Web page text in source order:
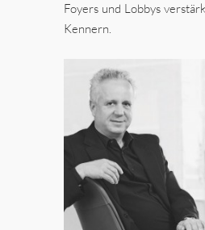
Foyers und Lobbys
Kennern.